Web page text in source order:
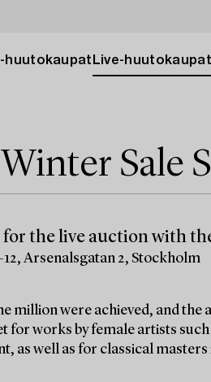
huutokaupat Live-huutokaupat
Sale
the live auction with
Arsenalsgatan 2, Stockholm
million were achieved, and
for works by female artists
as well as for classical